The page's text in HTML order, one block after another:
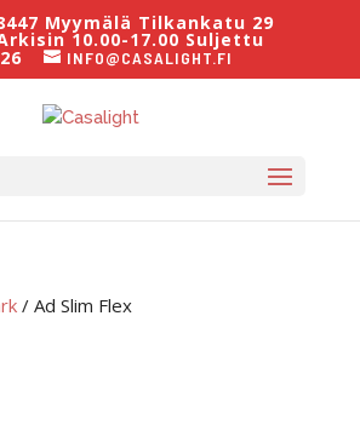
Myymälä Tilkankatu 29
10.00-17.00 Suljettu
INFO@CASALIGHT.FI
/ Ad Slim Flex